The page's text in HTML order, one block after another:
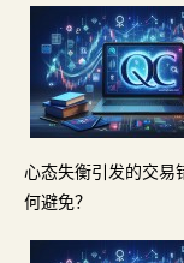
心态失衡引发的交易
何避免？